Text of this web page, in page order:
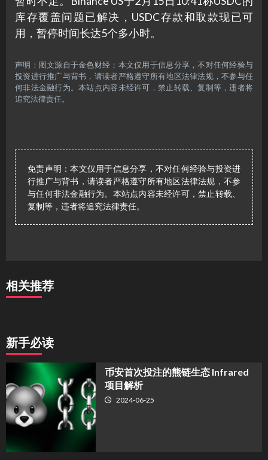
库存覆盖问题已解决，USDC存款和取款现已可
用，暂停时间长达5个多小时。
声明：图文源自于金色财经；本文仅用于信息分享，不对任何经验与
投资进行推广与背书，请读者严格遵守所有地区法律法规，不参与任
何非法金融行为。本站点内容未经许可，禁止转载、复制等，违者将
追究法律责任。
免责声明：本文仅用于信息分享，不对任何经验与投资进
行推广与背书，请读者严格遵守所有地区法律法规，不参
与任何非法金融行为。本站点内容未经许可，禁止转载、
复制等，违者将追究法律责任。
相关推荐
新手必读
币安首次投注的熊链生态 Infrared
项目解析
2024-06-25